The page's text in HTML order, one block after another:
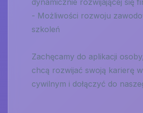
dynamicznie rozwijającej się
- Możliwości rozwoju
szkoleń
Zachęcamy do aplikacji
chcą rozwijać swoją karierę
cywilnym i dołączyć do